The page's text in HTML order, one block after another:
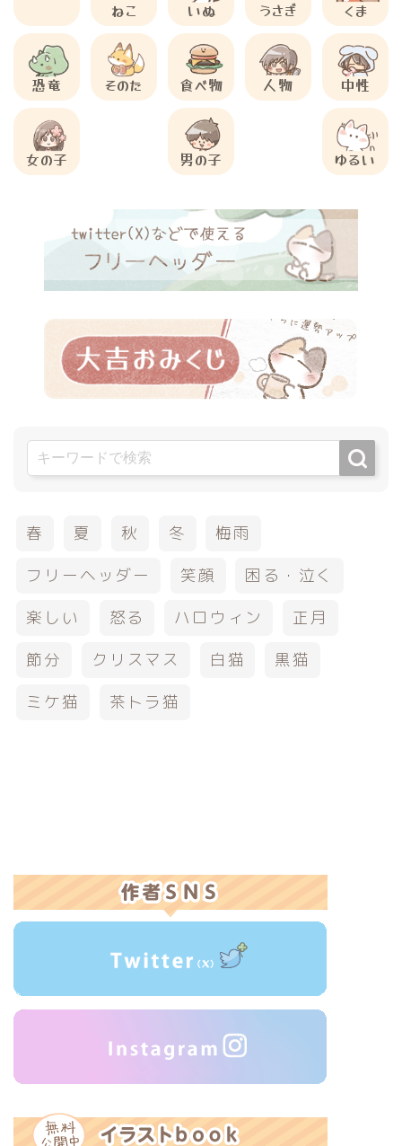
ねこ
いぬ うさぎ くま
恐竜 そのた 食べ物 人物 中性
女の子 男の子 ゆるい
春 夏 秋 冬
梅雨
フリーヘッダー
笑顔
困る・泣く
楽しい
怒る ハロウィン
正月
節分
クリスマス 白猫
黒猫
ミケ猫
茶トラ猫